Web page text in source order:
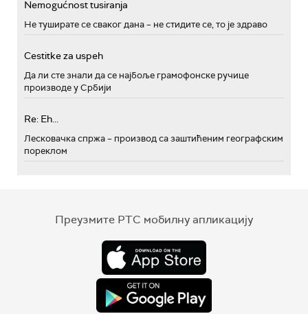
Nemogućnost tusiranja
Не туширате се сваког дана – не стидите се, то је здраво
Cestitke za uspeh
Да ли сте знали да се најбоље грамофонске ручице
производе у Србији
Re: Eh...
Лесковачка спржа – производ са заштићеним географским
пореклом
Преузмите РТС мобилну апликацију